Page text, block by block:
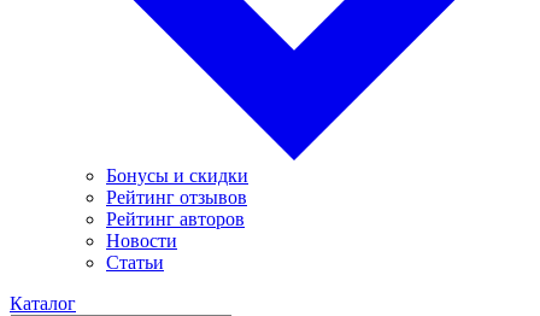
Бонусы и скидки
Рейтинг отзывов
Рейтинг авторов
Новости
Статьи
Каталог